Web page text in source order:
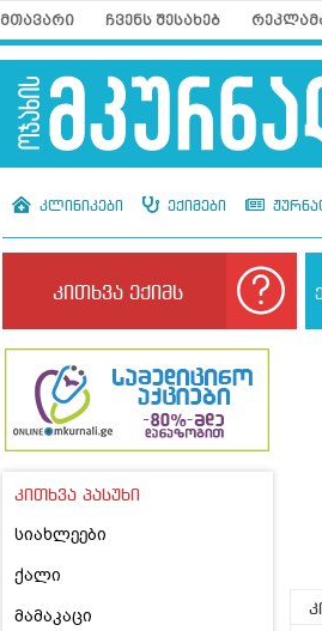
მთავარი ჩვენს შესახებ
კლინიკები ექიმები
კითხვა ექიმს
კითხვა პასუხი
სიახლეები
ქალი
მამაკაცი